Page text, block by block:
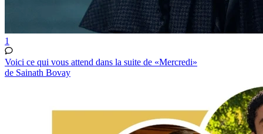
1
Voici ce qui vous attend dans la suite de «Mercredi»
de Sainath Bovay